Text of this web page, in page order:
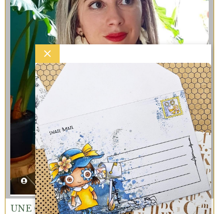
UNE QUESTION? ECRIS-MOI